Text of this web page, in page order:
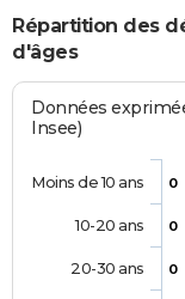
Répartition des
d'âges
Données
Insee)
0
0
0
Moins de 10 ans
10-20 ans
20-30 ans